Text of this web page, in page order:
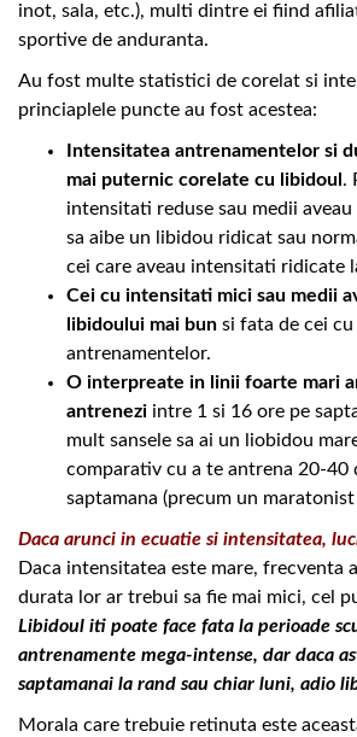
inot, sala, etc.), multi dintre ei fiind
sportive de anduranta.
Au fost multe statistici de corelat si
princiaplele puncte au fost acestea:
Intensitatea antrenamentelor si
mai puternic corelate cu libidoul .
intensitati reduse sau medii aveau
sa aibe un libidou ridicat sau
cei care aveau intensitati ridicate
Cei cu intensitati mici sau medii
libidoului mai bun si fata de cei
antrenamentelor.
O interpreate in linii foarte mari
antrenezi intre 1 si 16 ore pe
mult sansele sa ai un liobidou
comparativ cu a te antrena 20-40
saptamana (precum un maratonist
Daca arunci in ecuatie si intensitatea,
Daca intensitatea este mare, frecventa
durata lor ar trebui sa fie mai mici, cel
Libidoul iti poate face fata la perioade
antrenamente mega-intense, dar daca
saptamanai la rand sau chiar luni, adio
Morala care trebuie retinuta este